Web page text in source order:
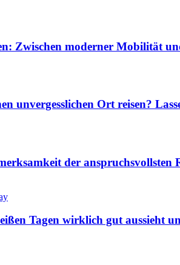
Zwischen moderner Mobilität
unvergesslichen Ort reisen?
der anspruchsvollsten
Tagen wirklich gut aussieht